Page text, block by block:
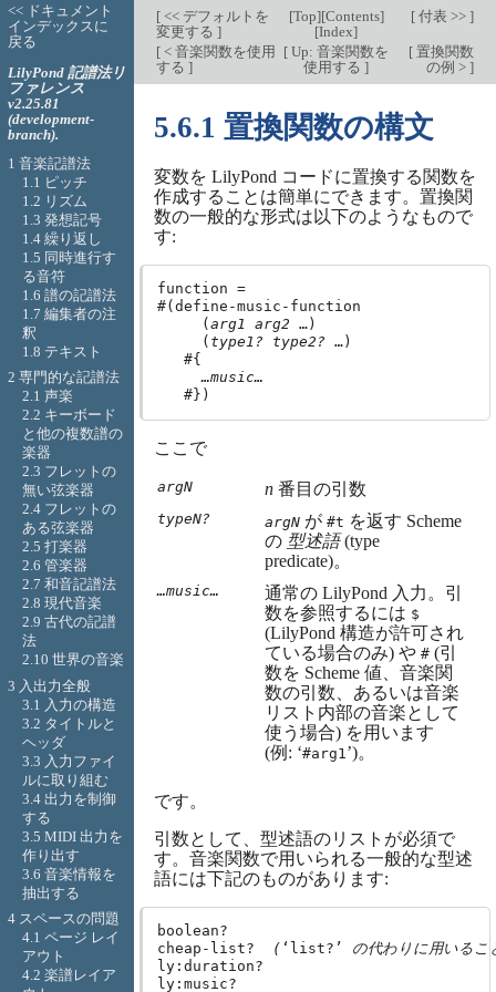
[<< デフォルトを
変更する ]
[Top][Contents]
[Index]
[付表 >> ]
[< 音楽関数を使用
する ]
[ Up: 音楽関数を
使用する]
[置換関数
の例 > ]
5.6.1 置換関数の構文
変数を LilyPond コードに置換する関数を
作成することは簡単にできます。置換関
数の一般的な形式は以下のようなもので
す:
function =
#(define-music-function
     (
arg1 arg2 …)
     (
type1? type2? …)
   #{
…music…
ここで
argN n番目の引数
typeN? argNが #t を返す Scheme
の 型述語(type
predicate)。
…music…
通常の LilyPond 入力。引
数を参照するには $
(LilyPond 構造が許可され
ている場合のみ) や #(引
数を Scheme 値、音楽関
数の引数、あるいは音楽
リスト内部の音楽として
使う場合) を用います
(例: ‘#arg1 ’)。
です。
引数として、型述語のリストが必須で
す。音楽関数で用いられる一般的な型述
語には下記のものがあります:
boolean?
cheap-list?
( ‘list?’
の代わりに用いるこ
ly:duration?
ly:music?
<< ドキュメント
インデックスに
戻る
LilyPond 記譜法リ
ファレンス
v2.25.81
(development-
branch).
1 音楽記譜法
1.1 ピッチ
1.2 リズム
1.3 発想記号
1.4 繰り返し
1.5 同時進行す
る音符
1.6 譜の記譜法
1.7 編集者の注
釈
1.8 テキスト
2 専門的な記譜法
2.1 声楽
2.2 キーボード
と他の複数譜の
楽器
2.3 フレットの
無い弦楽器
2.4 フレットの
ある弦楽器
2.5 打楽器
2.6 管楽器
2.7 和音記譜法
2.8 現代音楽
2.9 古代の記譜
法
2.10 世界の音楽
3 入出力全般
3.1 入力の構造
3.2 タイトルと
ヘッダ
3.3 入力ファイ
ルに取り組む
3.4 出力を制御
する
3.5 MIDI 出力を
作り出す
3.6 音楽情報を
抽出する
4 スペースの問題
4.1 ページ レイ
アウト
4.2 楽譜レイア